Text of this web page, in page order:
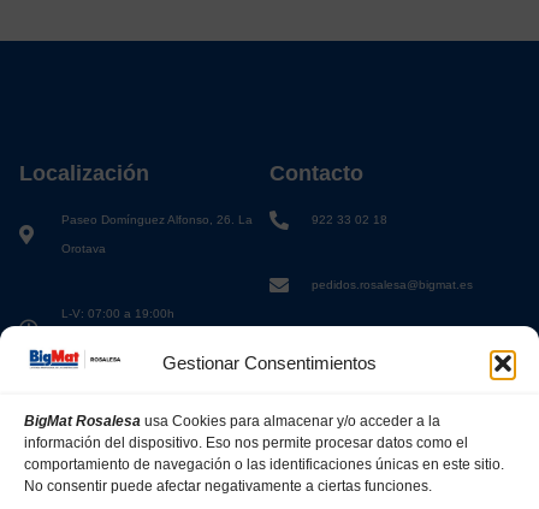
Gestionar Consentimientos
BigMat Rosalesa usa Cookies para almacenar y/o acceder a la
información del dispositivo. Eso nos permite procesar datos como el
comportamiento de navegación o las identificaciones únicas en este sitio.
No consentir puede afectar negativamente a ciertas funciones.
Localización
Paseo Domínguez Alfonso, 26. La
Orotava
L-V: 07:00 a 19:00h
Contacto
922 33 02 18
pedidos.rosalesa@bigmat.es